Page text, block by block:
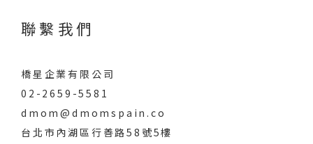
聯繫我們
橋星企業有限公司
02-2659-5581
dmom@dmomspain.co
台北市內湖區行善路58號5樓